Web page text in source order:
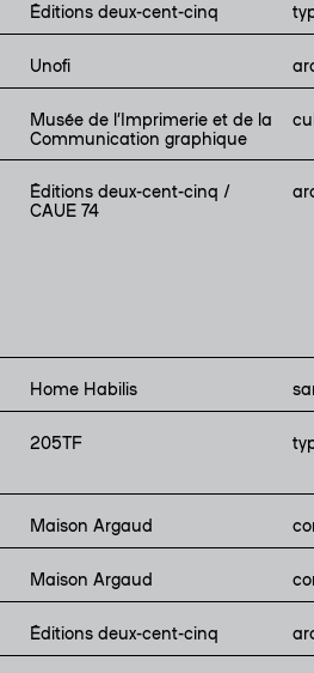
Éditions deux-cent-cinq
Unofi
Musée de l’Imprimerie et de la
Communication graphique
Éditions deux-cent-cinq /
CAUE 74
Home Habilis
205TF
Maison Argaud
Maison Argaud
Éditions deux-cent-cinq